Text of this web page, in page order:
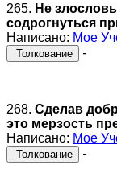
265. Не
содрогнуться
Написано: Мое
Толкование -
268. Сделав
это мерзость
Написано: Мое
Толкование -